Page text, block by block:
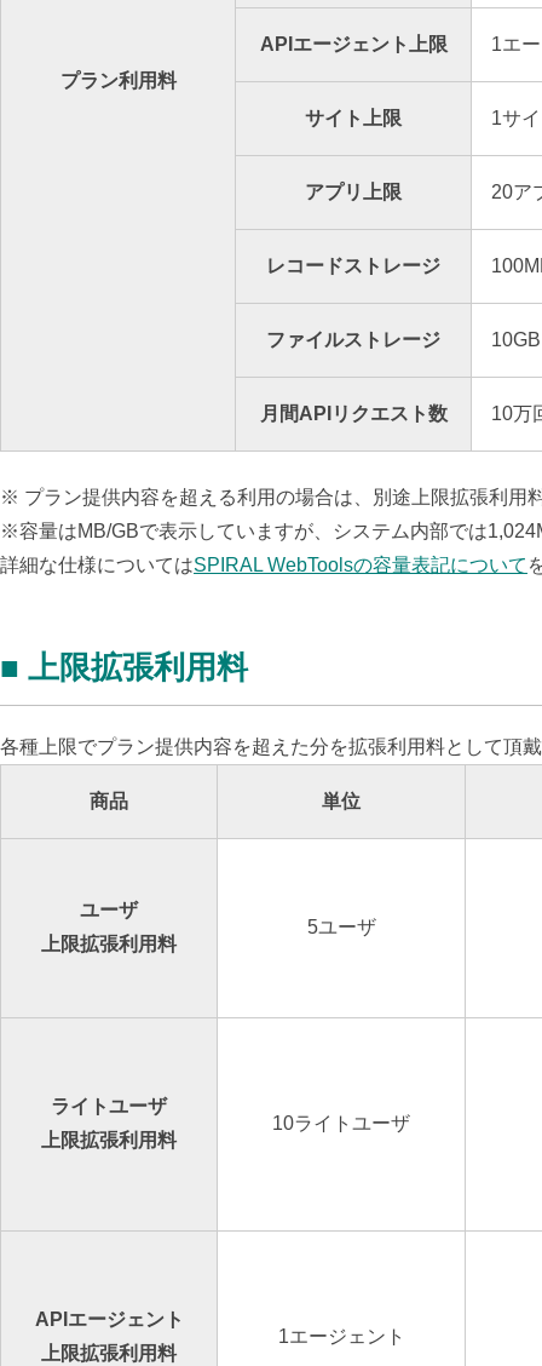
プラン利用料
APIエージェント上限 1エ
サイト上限 1サ
アプリ上限 20ア
レコードストレージ
ファイルストレージ 10GB
月間APIリクエスト数 10万
※ プラン提供内容を超える利用の場合は、別途上限拡張利用
※容量はMB/GBで表示していますが、システム内部では
詳細な仕様についてはSPIRAL WebToolsの容量表記について
■ 上限拡張利用料
各種上限でプラン提供内容を超えた分を拡張利用料として頂
商品 単位
ユーザ
上限拡張利用料
5ユーザ
ライトユーザ
上限拡張利用料
10ライトユーザ
APIエージェント
上限拡張利用料
1エージェント